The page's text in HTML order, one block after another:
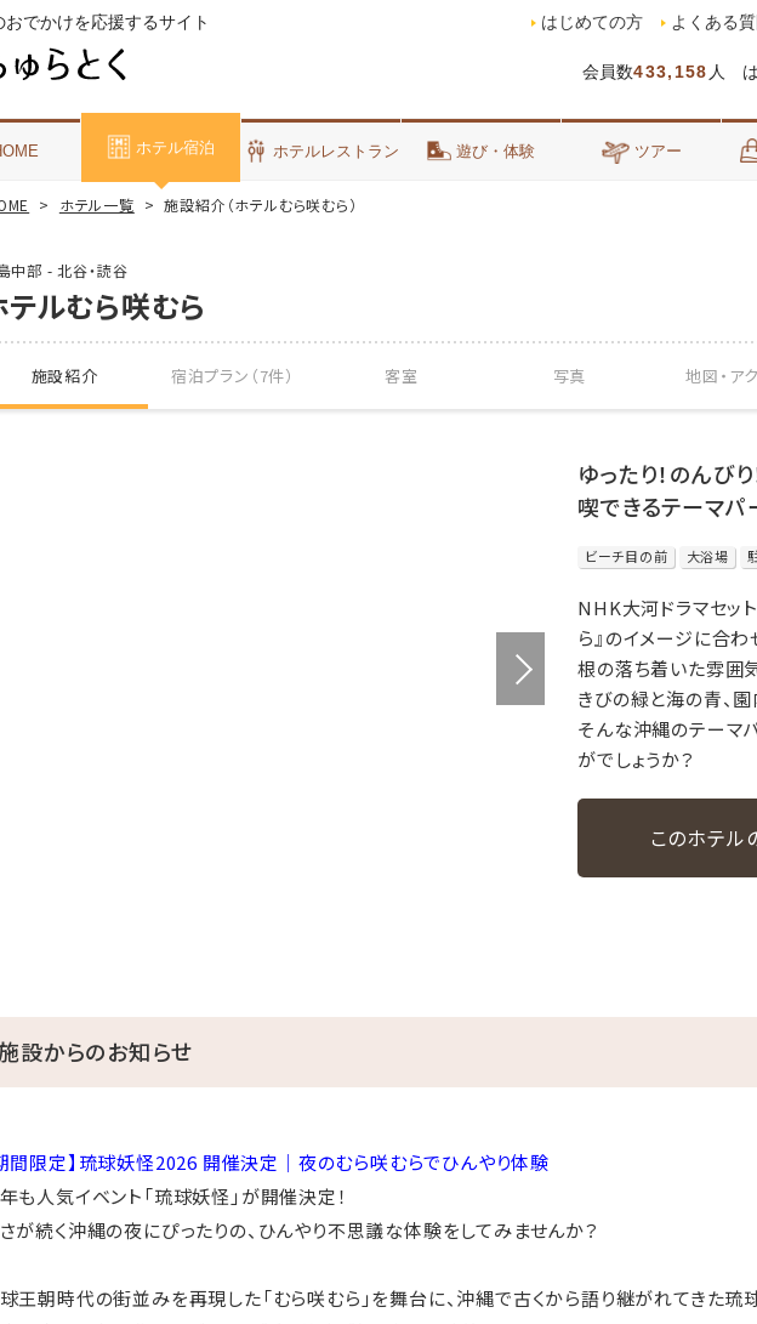
おでかけを応援するサイト
会員数433,158 人 は
はじめての方 よくある
ホテル宿泊 ホテルレストラン 遊び・体験 ツアー
ホテル一覧 施設紹介（ホテルむら咲むら）
中部 - 北谷・読谷
テルむら咲むら
施設紹介 宿泊プラン（7件） 客室 写真 地図・ ア
ゆったり！のんび
喫できるテーマパ
ビーチ目の前 大浴場
NHK大河ドラマセッ
ら』のイメージに合
根の落ち着いた雰囲
きびの緑と海の青、
そんな沖縄のテーマ
がでしょうか？
このホテル
設からのお知らせ
間限定】琉球妖怪2026 開催決定｜夜のむら咲むらでひんやり体験
も人気イベント「琉球妖怪」が開催決定！
が続く沖縄の夜にぴったりの、ひんやり不思議な体験をしてみませんか？
王朝時代の街並みを再現した「むら咲むら」を舞台に、沖縄で古くから語り継がれてきた琉